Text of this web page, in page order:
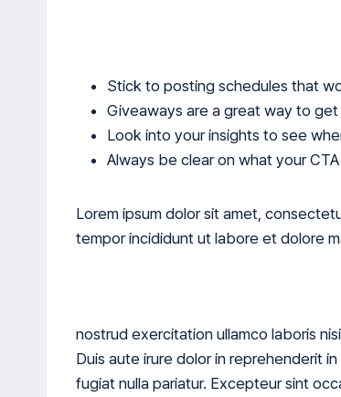
Stick to posting schedules that
Giveaways are a great way to
Look into your insights to see
Always be clear on what your CTA
Lorem ipsum dolor sit amet,
tempor incididunt ut labore et dolore
nostrud exercitation ullamco laboris
Duis aute irure dolor in reprehenderit
fugiat nulla pariatur. Excepteur sint